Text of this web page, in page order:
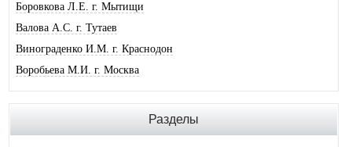
Боровкова Л.Е. г. Мытищи
Валова А.С. г. Тутаев
Винограденко И.М. г. Краснодон
Воробьева М.И. г. Москва
Гандрабура Н.В. г. Кишинев
Гвоздева Е.А. г. Москва
Разделы